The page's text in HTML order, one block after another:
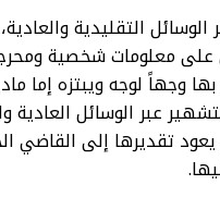
الوسائل التقليدية
معلومات شخصية
وجهاً لوجه ويبتزه إما
عبر الوسائل
تقديرها إلى القاضي